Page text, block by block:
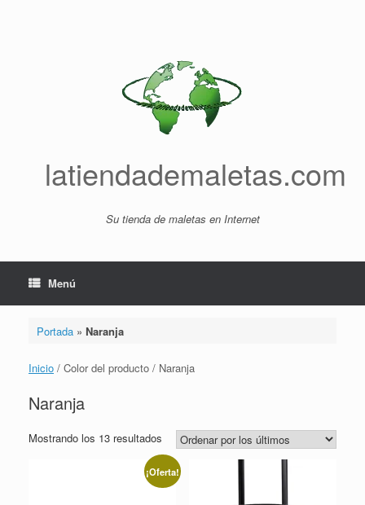
latiendademaletas.com
Su tienda de maletas en Internet
Menú
Portada» Naranja
Inicio / Color del producto / Naranja
Naranja
Mostrando los 13 resultados Ordenado
por
los
últimos
¡Oferta!